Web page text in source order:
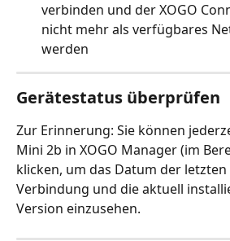
verbinden und der XOGO
nicht mehr als verfügbares
werden
Gerätestatus überprüfen
Zur Erinnerung: Sie können
Mini 2b in XOGO Manager (im
klicken, um das Datum der
Verbindung und die aktuell
Version einzusehen.